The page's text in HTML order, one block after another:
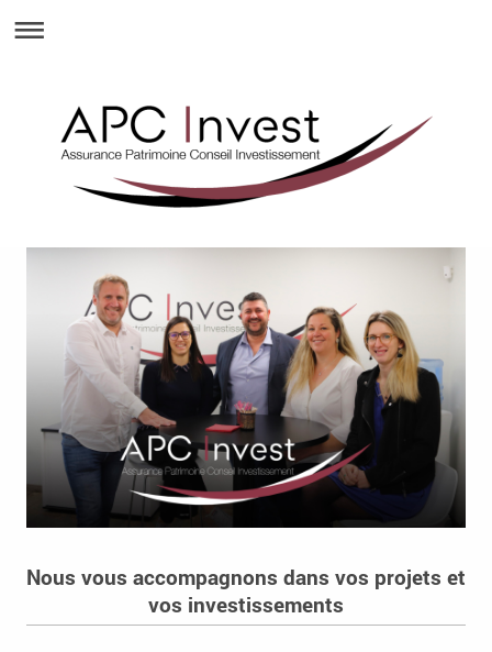
Nous vous accompagnons dans vos projets et
vos investissements